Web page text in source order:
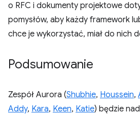
o RFC i dokumenty projektowe
pomysłów, aby każdy framework
chce je wykorzystać, miał do nich
Podsumowanie
Zespół Aurora (Shubhie, Houssein,
Addy, Kara, Keen, Katie) będzie